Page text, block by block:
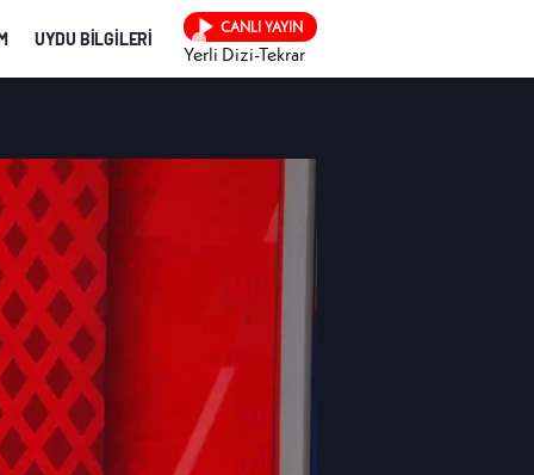
UYDU BİLGİLERİ
CANLI YAYIN
Yerli Dizi-Tekrar